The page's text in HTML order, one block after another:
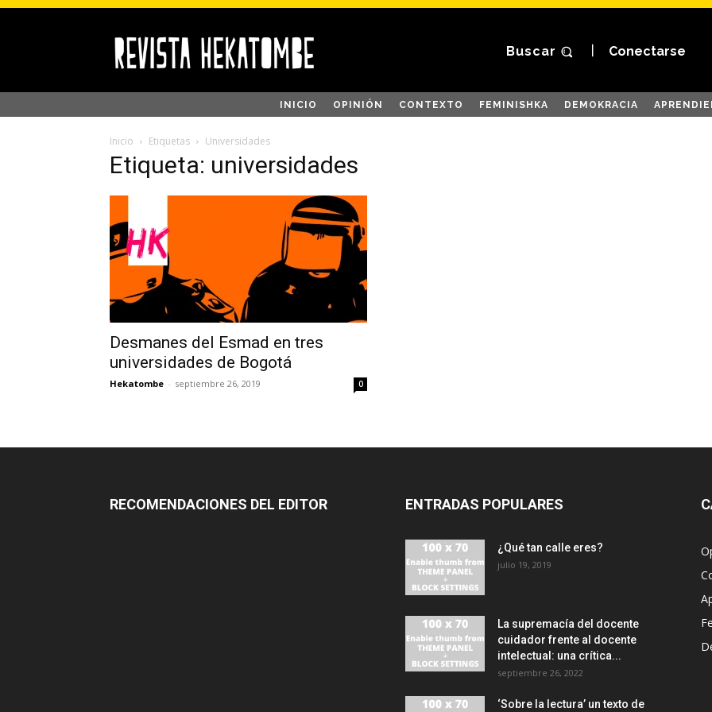
Buscar Conectarse
INICIO OPINIÓN CONTEXTO FEMINISHKA DEMOKRACIA
Inicio Etiquetas Universidades
Etiqueta: universidades
Desmanes del Esmad en tres
universidades de Bogotá
Hekatombe - septiembre 26, 2019 0
RECOMENDACIONES DEL EDITOR ENTRADAS POPULARES
¿Qué tan calle eres?
julio 19, 2019
La supremacía del docente
cuidador frente al docente
intelectual: una crítica...
septiembre 26, 2022
‘Sobre la lectura’ un texto de